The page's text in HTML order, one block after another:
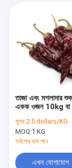
তাজা এবং মশলাদার
একক ওজন 10kg
মূল্য:2.5 dollars/KG
MOQ:1 KG
সর্বশেষ দাম পান
এখন যোগাযোগ